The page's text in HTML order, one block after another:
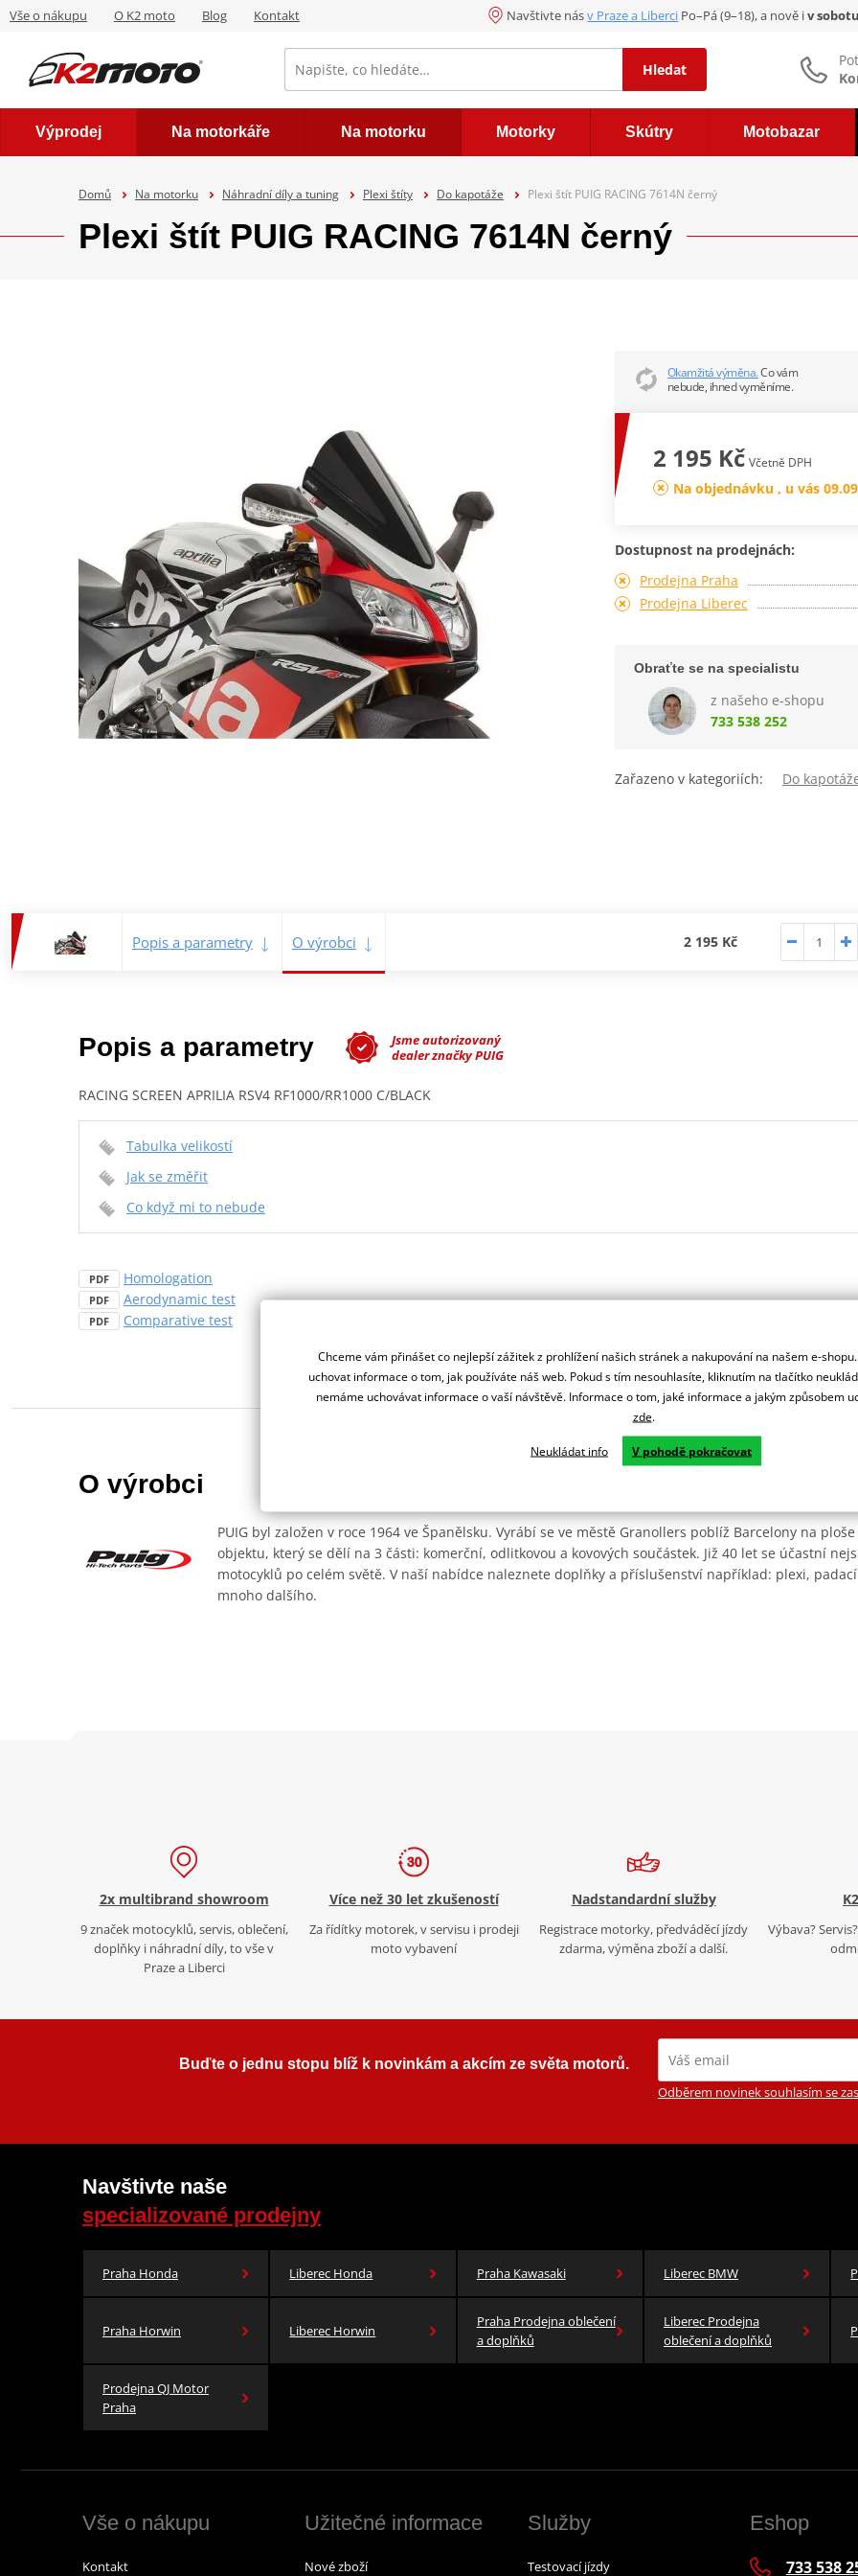
Vše o nákupu O K2 moto Blog Kontakt Navštivte násv Praze a Liberci Po–Pá (9–18), a nově iv sobotu
Hledat
Výprodej Na motorkáře Na motorku Motorky Skútry Motobazar
Domů Na motorku Náhradní díly a tuning Plexi štíty Do kapotáže Plexi štít PUIG RACING 7614N černý
Plexi štít PUIG RACING 7614N černý
Okamžitá výměna.Co vám
nebude, ihned vyměníme.
2 195 Kč Včetně DPH
Na objednávku , u vás
Dostupnost na prodejnách:
Prodejna Praha
Prodejna Liberec
Obraťte se na specialistu
z našeho e-shopu
733 538 252
Zařazeno v kategoriích: Do
Popis a parametry O výrobci 2 195 Kč
Popis a parametry
Jsme autorizovaný
dealer značky PUIG
RACING SCREEN APRILIA RSV4 RF1000/RR1000 C/BLACK
Tabulka velikostí
Jak se změřit
Co když mi to nebude
PDF Homologation
PDF Aerodynamic test
PDF Comparative test
O výrobci
PUIG byl založen v roce 1964 ve Španělsku. Vyrábí se ve městě Granollers poblíž Barcelony na ploše
objektu, který se dělí na 3 části: komerční, odlitkovou a kovových součástek. Již 40 let se účastní
motocyklů po celém světě. V naší nabídce naleznete doplňky a příslušenství například: plexi,
mnoho dalšího.
2x multibrand showroom
9 značek motocyklů, servis, oblečení,
doplňky i náhradní díly, to vše v
Praze a Liberci
Více než 30 let zkušeností
Za řídítky motorek, v servisu i prodeji
moto vybavení
Nadstandardní služby
Registrace motorky, předváděcí jízdy
zdarma, výměna zboží a další.
Výbava?
Buďte o jednu stopu blíž k novinkám a akcím ze světa motorů.
Odběrem novinek souhlasím se
Navštivte naše
specializované prodejny
Praha Honda Liberec Honda Praha Kawasaki Liberec BMW
Praha Horwin Liberec Horwin
Praha Prodejna oblečení
a doplňků
Liberec Prodejna
oblečení a doplňků
Prodejna QJ Motor
Praha
Vše o nákupu
Kontakt
Užitečné informace
Nové zboží
Služby
Testovací jízdy
Eshop
733 538
Chceme vám přinášet co nejlepší zážitek z prohlížení našich stránek a nakupování na našem e-
uchovat informace o tom, jak používáte náš web. Pokud s tím nesouhlasíte, kliknutím na tlačítko
nemáme uchovávat informace o vaší návštěvě. Informace o tom, jaké informace a jakým způsobem
zde.
Neukládat info V pohodě pokračovat